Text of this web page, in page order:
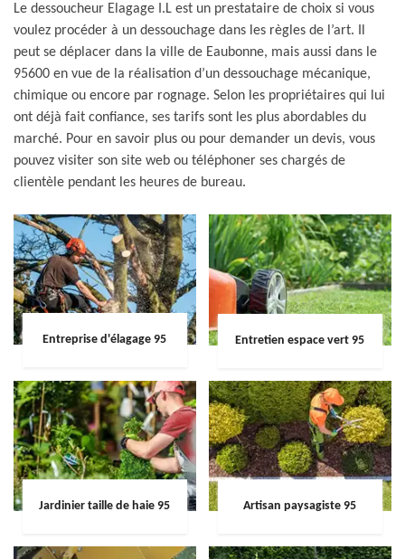
Le dessoucheur Elagage I.L est un prestataire de choix si vous
voulez procéder à un dessouchage dans les règles de l’art. Il
peut se déplacer dans la ville de Eaubonne, mais aussi dans le
95600 en vue de la réalisation d’un dessouchage mécanique,
chimique ou encore par rognage. Selon les propriétaires qui lui
ont déjà fait confiance, ses tarifs sont les plus abordables du
marché. Pour en savoir plus ou pour demander un devis, vous
pouvez visiter son site web ou téléphoner ses chargés de
clientèle pendant les heures de bureau.
Entreprise d'élagage 95 Entretien espace vert 95
Jardinier taille de haie 95 Artisan paysagiste 95